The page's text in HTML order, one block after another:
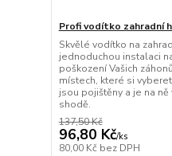
Profi vodítko zahradní
Skvělé vodítko na
jednoduchou instalaci
poškození Vašich
místech, které si
jsou pojištěny a je na
shodě.
137,50 Kč
96,80 Kč/ks
80,00 Kč bez DPH